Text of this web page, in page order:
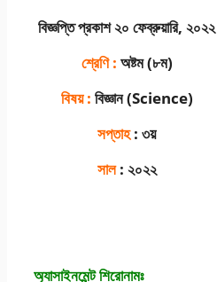
বিজ্ঞপ্তি প্রকাশ ২০ ফেব্রুয়ারি, ২০২২
শ্রেণি : অষ্টম (৮ম)
বিষয় : বিজ্ঞান (Science)
সপ্তাহ: ৩য়
সাল: ২০২২
অ্যাসাইনমেন্ট শিরােনামঃ